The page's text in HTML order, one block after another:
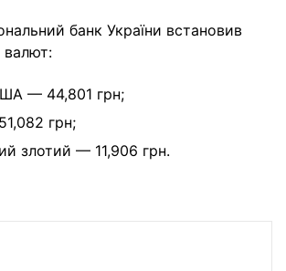
банк України встановив
валют:
— 44,801 грн;
грн;
злотий — 11,906 грн.